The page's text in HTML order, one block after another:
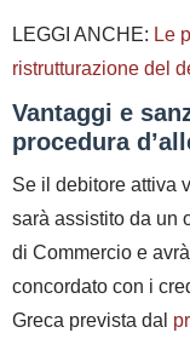
LEGGI ANCHE: Le
ristrutturazione del
Vantaggi e
procedura
Se il debitore attiva
sarà assistito da un
di Commercio e
concordato con i
Greca prevista dal